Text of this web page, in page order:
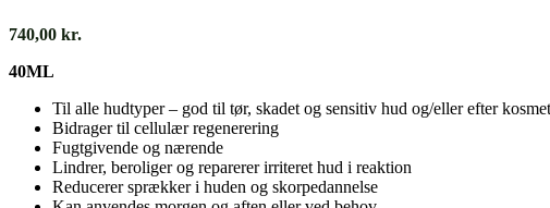
740,00 kr.
40ML
Til alle hudtyper – god til tør, skadet og sensitiv hud og/eller efter
Bidrager til cellulær regenerering
Fugtgivende og nærende
Lindrer, beroliger og reparerer irriteret hud i reaktion
Reducerer sprækker i huden og skorpedannelse